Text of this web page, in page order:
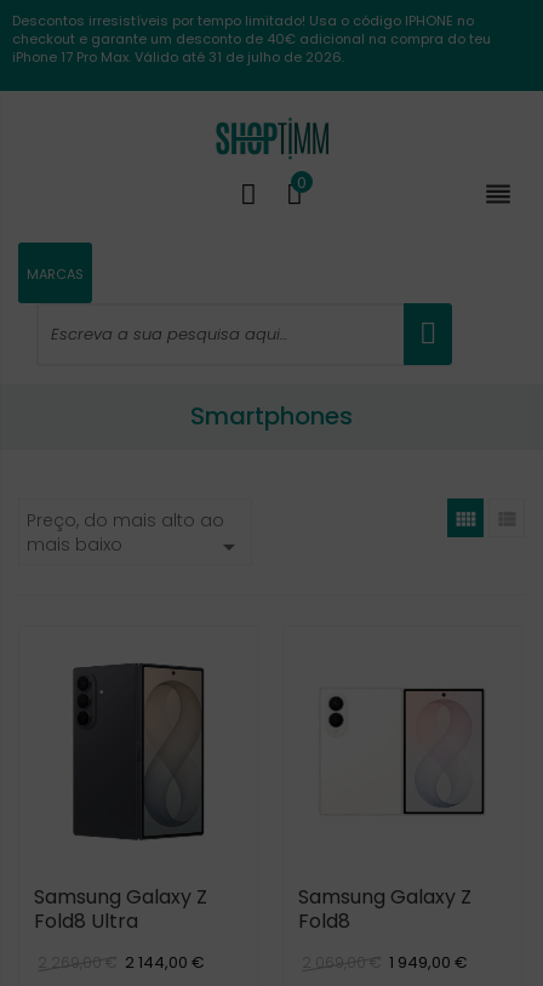
Descontos irresistíveis por tempo limitado! Usa o código IPHONE no
checkout e garante um desconto de 40€ adicional na compra do teu
iPhone 17 Pro Max. Válido até 31 de julho de 2026.

0
MARCAS
Smartphones

Preço, do mais alto ao
mais baixo

Samsung Galaxy Z
Fold8 Ultra
2 269,00 € 2 144,00 €
Samsung Galaxy Z
Fold8
2 069,00 € 1 949,00 €